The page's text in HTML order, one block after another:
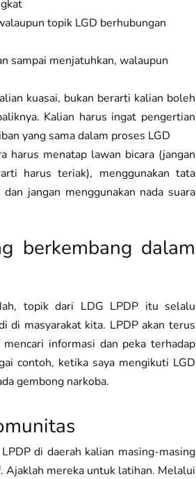
topik LGD berhubungan
sampai menjatuhkan, walaupun
kuasai, bukan berarti kalian boleh
Kalian harus ingat pengertian
yang sama dalam proses LGD
harus menatap lawan bicara (jangan
harus teriak), menggunakan tata
jangan menggunakan nada suara
berkembang dalam
topik dari LDG LPDP itu selalu
di masyarakat kita. LPDP akan terus
informasi dan peka terhadap
contoh, ketika saya mengikuti LGD
gembong narkoba.
di daerah kalian masing-masing
mereka untuk latihan. Melalui